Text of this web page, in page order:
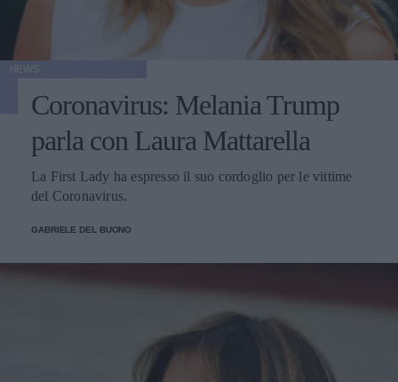
Coronavirus: Melania Trump
parla con Laura Mattarella
La First Lady ha espresso il suo cordoglio per le vittime
del Coronavirus.
GABRIELE DEL BUONO